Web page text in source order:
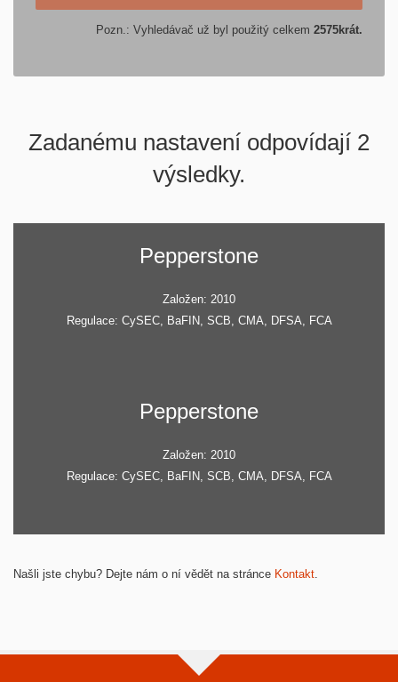
Pozn.: Vyhledávač už byl použitý celkem 2575krát.
Zadanému nastavení odpovídají 2
výsledky.
Pepperstone
Založen: 2010
Regulace: CySEC, BaFIN, SCB, CMA, DFSA, FCA
Pepperstone
Založen: 2010
Regulace: CySEC, BaFIN, SCB, CMA, DFSA, FCA
Našli jste chybu? Dejte nám o ní vědět na stránce Kontakt